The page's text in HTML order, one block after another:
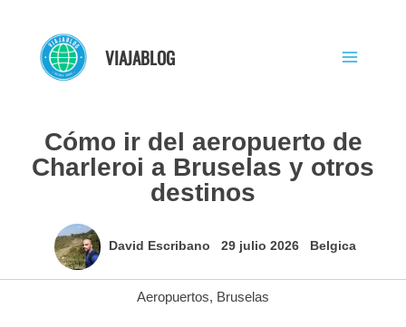
contenido
VIAJABLOG
Cómo ir del aeropuerto de
Charleroi a Bruselas y otros
destinos
David Escribano 29 julio 2026 Belgica
Aeropuertos, Bruselas